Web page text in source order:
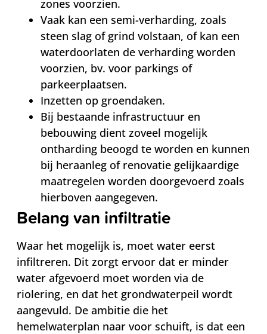
zones voorzien.
Vaak kan een semi-verharding, zoals
steen slag of grind volstaan, of kan een
waterdoorlaten de verharding worden
voorzien, bv. voor parkings of
parkeerplaatsen.
Inzetten op groendaken.
Bij bestaande infrastructuur en
bebouwing dient zoveel mogelijk
ontharding beoogd te worden en kunnen
bij heraanleg of renovatie gelijkaardige
maatregelen worden doorgevoerd zoals
hierboven aangegeven.
Belang van infiltratie
Waar het mogelijk is, moet water eerst
infiltreren. Dit zorgt ervoor dat er minder
water afgevoerd moet worden via de
riolering, en dat het grondwaterpeil wordt
aangevuld. De ambitie die het
hemelwaterplan naar voor schuift, is dat een